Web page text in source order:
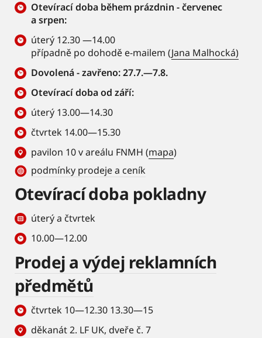
Otevírací doba během prázdnin - červenec
a srpen:
úterý 12.30 —14.00
případně po dohodě e-mailem (Jana Malhocká)
Dovolená - zavřeno: 27.7.—7.8.
Otevírací doba od září:
úterý 13.00—14.30
čtvrtek 14.00—15.30
pavilon 10 v areálu FNMH (mapa)
podmínky prodeje a ceník
Otevírací doba pokladny
úterý a čtvrtek
10.00—12.00
Prodej a výdej reklamních
předmětů
čtvrtek 10—12.30 13.30—15
děkanát 2. LF UK, dveře č. 7